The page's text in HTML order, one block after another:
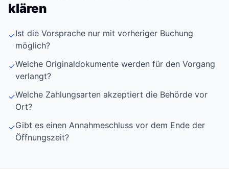
klären
✓Ist die Vorsprache nur mit vorheriger Buchung
möglich?
✓Welche Originaldokumente werden für den Vorgang
verlangt?
✓Welche Zahlungsarten akzeptiert die Behörde vor
Ort?
✓Gibt es einen Annahmeschluss vor dem Ende der
Öffnungszeit?